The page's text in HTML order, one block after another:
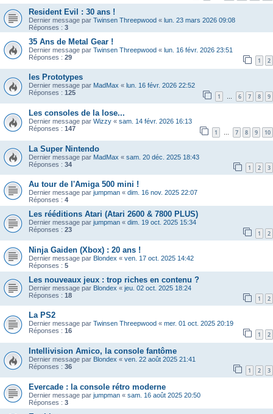
Resident Evil : 30 ans !
Dernier message par Twinsen Threepwood « lun. 23 mars 2026 09:08
Réponses : 3
35 Ans de Metal Gear !
Dernier message par Twinsen Threepwood « lun. 16 févr. 2026 23:51
Réponses : 29 1 2
les Prototypes
Dernier message par MadMax « lun. 16 févr. 2026 22:52
Réponses : 125 1 … 6 7 8 9
Les consoles de la lose...
Dernier message par Wizzy « sam. 14 févr. 2026 16:13
Réponses : 147 1 7 8 9 10
La Super Nintendo
Dernier message par MadMax « sam. 20 déc. 2025 18:43
Réponses : 34 1 2 3
Au tour de l'Amiga 500 mini !
Dernier message par jumpman « dim. 16 nov. 2025 22:07
Réponses : 4
Les rééditions Atari (Atari 2600 & 7800 PLUS)
Dernier message par jumpman « dim. 19 oct. 2025 15:34
Réponses : 23 1 2
Ninja Gaiden (Xbox) : 20 ans !
Dernier message par Blondex « ven. 17 oct. 2025 14:42
Réponses : 5
Les nouveaux jeux : trop riches en contenu ?
Dernier message par Blondex « jeu. 02 oct. 2025 18:24
Réponses : 18 1 2
La PS2
Dernier message par Twinsen Threepwood « mer. 01 oct. 2025 20:19
Réponses : 16 1 2
Intellivision Amico, la console fantôme
Dernier message par Blondex « ven. 22 août 2025 21:41
Réponses : 36 1 2 3
Evercade : la console rétro moderne
Dernier message par jumpman « sam. 16 août 2025 20:50
Réponses : 3